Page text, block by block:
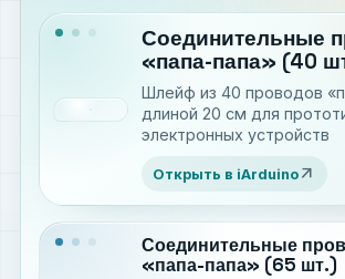
Соединительные
«папа-папа» (40
Шлейф из 40 проводов
длиной 20 см для
электронных устройств
Открыть в iArduino arrow_outward
Соединительные
«папа-папа» (65 шт.)